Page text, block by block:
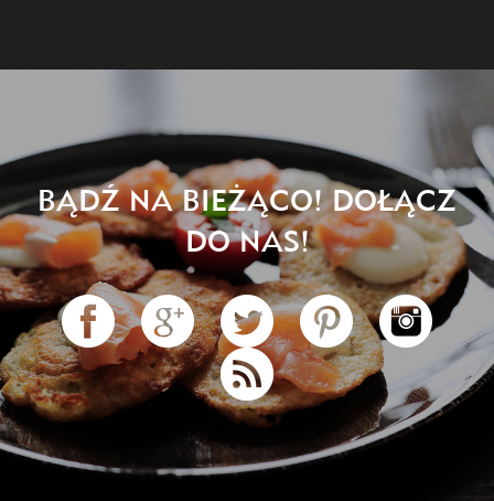
BĄDŹ NA BIEŻĄCO! DOŁĄCZ
DO NAS!